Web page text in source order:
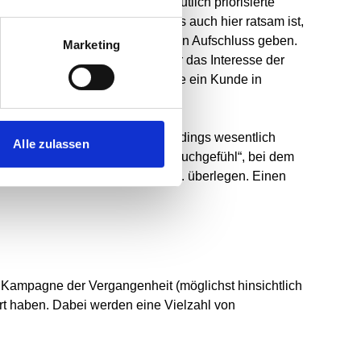
Marketing
Alle zulassen
unterscheiden, sodass es auch hier ratsam ist,
Kaufverhalten der Kunden Aufschluss geben.
wird.
Je zielgenauer das Interesse der
wird, auf welche Angebote ein Kunde in
zu sein. Das Ergebnis ist allerdings wesentlich
einem Marketing „per Bauchgefühl“, bei dem
faktenbasiertes Marketing i.d.R. überlegen. Einen
der Vergangenheit (möglichst hinsichtlich
haben. Dabei werden eine Vielzahl von